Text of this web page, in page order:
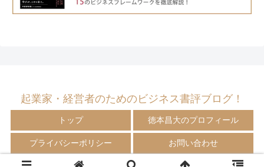
起業家・経営者のためのビジネス書評ブログ！
トップ 徳本昌大のプロフィール
プライバシーポリシー お問い合わせ